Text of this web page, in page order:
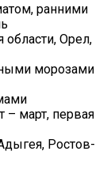
ранними
области, Орел,
морозами
– март, первая
Ростов-